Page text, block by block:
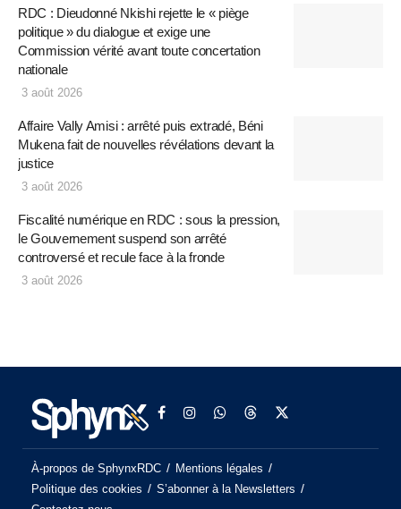
RDC : Dieudonné Nkishi rejette le « piège
politique » du dialogue et exige une
Commission vérité avant toute concertation
nationale
3 août 2026
Affaire Vally Amisi : arrêté puis extradé, Béni
Mukena fait de nouvelles révélations devant la
justice
3 août 2026
Fiscalité numérique en RDC : sous la pression,
le Gouvernement suspend son arrêté
controversé et recule face à la fronde
3 août 2026
À-propos de SphynxRDC
Mentions légales
Politique des cookies
S’abonner à la Newsletters